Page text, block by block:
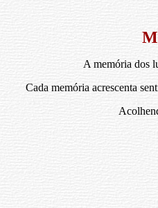
A memória dos
Cada memória acrescenta